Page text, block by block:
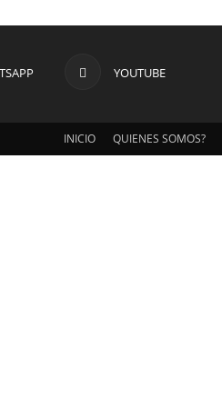
YOUTUBE
INICIO QUIENES SOMOS?